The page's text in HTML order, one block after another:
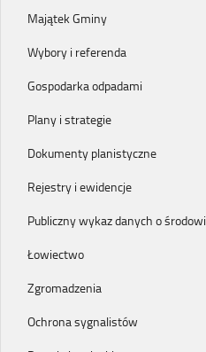
Majątek Gminy
Wybory i referenda
Gospodarka odpadami
Plany i strategie
Dokumenty planistyczne
Rejestry i ewidencje
Publiczny wykaz danych o
Łowiectwo
Zgromadzenia
Ochrona sygnalistów